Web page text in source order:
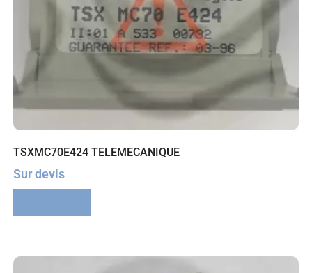
TSXMC70E424 TELEMECANIQUE
Sur devis